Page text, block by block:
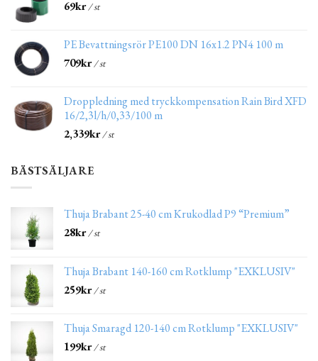
69kr/ st
PE Bevattningsrör PE100 DN 16x1.2 PN4 100 m
709kr/ st
Droppledning med tryckkompensation Rain Bird XFD
16/2,3l/h/0,33/100 m
2,339kr/ st
BÄSTSÄLJARE
Thuja Brabant 25-40 cm Krukodlad P9 “Premium”
28kr/ st
Thuja Brabant 140-160 cm Rotklump "EXKLUSIV"
259kr/ st
Thuja Smaragd 120-140 cm Rotklump "EXKLUSIV"
199kr/ st